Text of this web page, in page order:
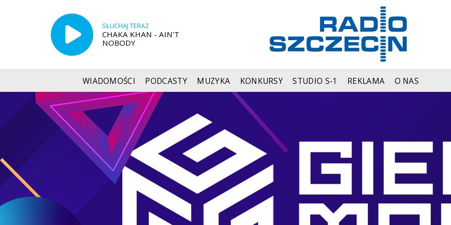
SŁUCHAJ TERAZ
CHAKA KHAN - AIN'T
NOBODY
WIADOMOŚCI PODCASTY MUZYKA KONKURSY STUDIO S-1 REKLAMA O NAS